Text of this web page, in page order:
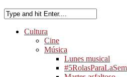
Cultura
Cine
Música
Lunes musical